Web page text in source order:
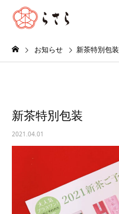
お知らせ 新茶特別包装
新茶特別包装
2021.04.01